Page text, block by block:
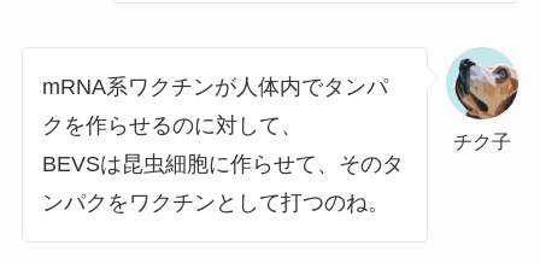
チク子
mRNA系ワクチンが人体内でタンパ
クを作らせるのに対して、
BEVSは昆虫細胞に作らせて、そのタ
ンパクをワクチンとして打つのね。